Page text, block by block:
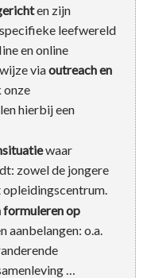
en zijn
leefwereld
en online
viaoutreach en
onze
hierbij een
waar
zowel de jongere
op
aanbelangen: o.a.
…